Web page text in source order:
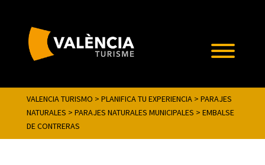
VALENCIA TURISMO > PLANIFICA TU EXPERIENCIA> PARAJES
NATURALES > PARAJES NATURALES MUNICIPALES > EMBALSE
DE CONTRERAS